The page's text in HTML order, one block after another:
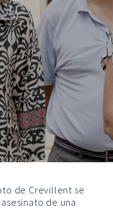
de Crevillent se
de una